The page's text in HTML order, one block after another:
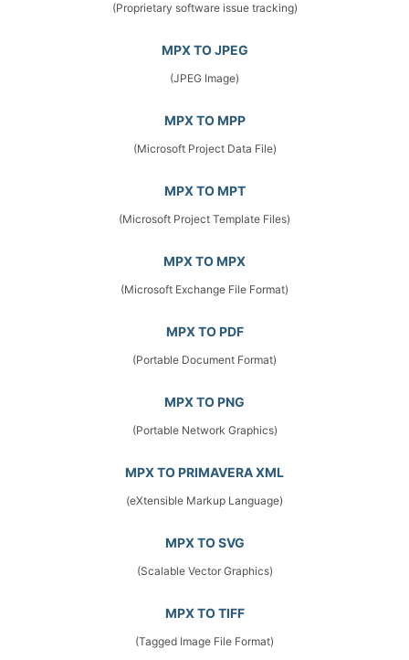
(Proprietary software issue tracking)
MPX TO JPEG
(JPEG Image)
MPX TO MPP
(Microsoft Project Data File)
MPX TO MPT
(Microsoft Project Template Files)
MPX TO MPX
(Microsoft Exchange File Format)
MPX TO PDF
(Portable Document Format)
MPX TO PNG
(Portable Network Graphics)
MPX TO PRIMAVERA XML
(eXtensible Markup Language)
MPX TO SVG
(Scalable Vector Graphics)
MPX TO TIFF
(Tagged Image File Format)